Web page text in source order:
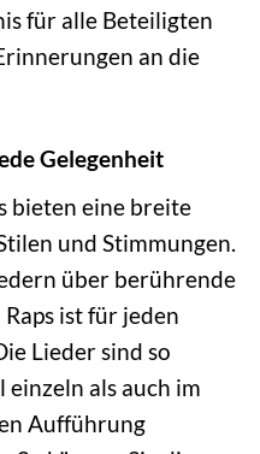
für alle Beteiligten
an die
Gelegenheit
bieten eine breite
und Stimmungen.
über berührende
ist für jeden
Lieder sind so
einzeln als auch im
Aufführung